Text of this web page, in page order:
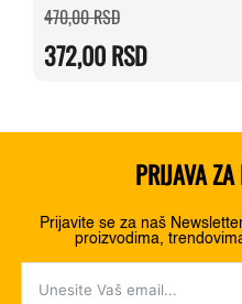
470,00RSDOriginalna
cena
bila:
470,00 RSD.
372,00RSD
Trenutna
cena
372,00 RSD.
PRIJAVA ZA
Prijavite se za naš
proizvodima,